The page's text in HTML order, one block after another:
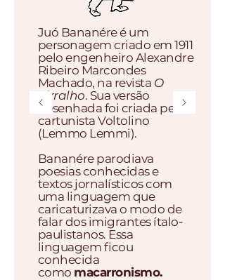
Juó Bananére é um
personagem criado em 1911
pelo engenheiro Alexandre
Ribeiro Marcondes
Machado, na revista O
Pirralho. Sua versão
desenhada foi criada pelo
cartunista Voltolino
(Lemmo Lemmi).
Bananére parodiava
poesias conhecidas e
textos jornalísticos com
uma linguagem que
caricaturizava o modo de
falar dos imigrantes ítalo-
paulistanos. Essa
linguagem ficou
conhecida
como macarronismo.